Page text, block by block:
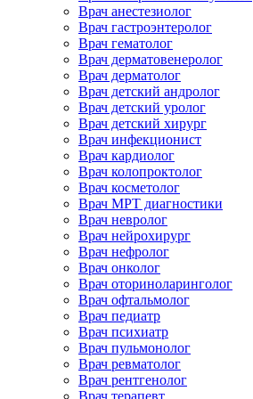
Врач анестезиолог
Врач гастроэнтеролог
Врач гематолог
Врач дерматовенеролог
Врач дерматолог
Врач детский андролог
Врач детский уролог
Врач детский хирург
Врач инфекционист
Врач кардиолог
Врач колопроктолог
Врач косметолог
Врач МРТ диагностики
Врач невролог
Врач нейрохирург
Врач нефролог
Врач онколог
Врач оториноларинголог
Врач офтальмолог
Врач педиатр
Врач психиатр
Врач пульмонолог
Врач ревматолог
Врач рентгенолог
Врач терапевт